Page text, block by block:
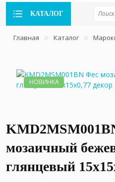
КАТАЛОГ
Главная Каталог
НОВИНКА
мозаичный
глянцевый